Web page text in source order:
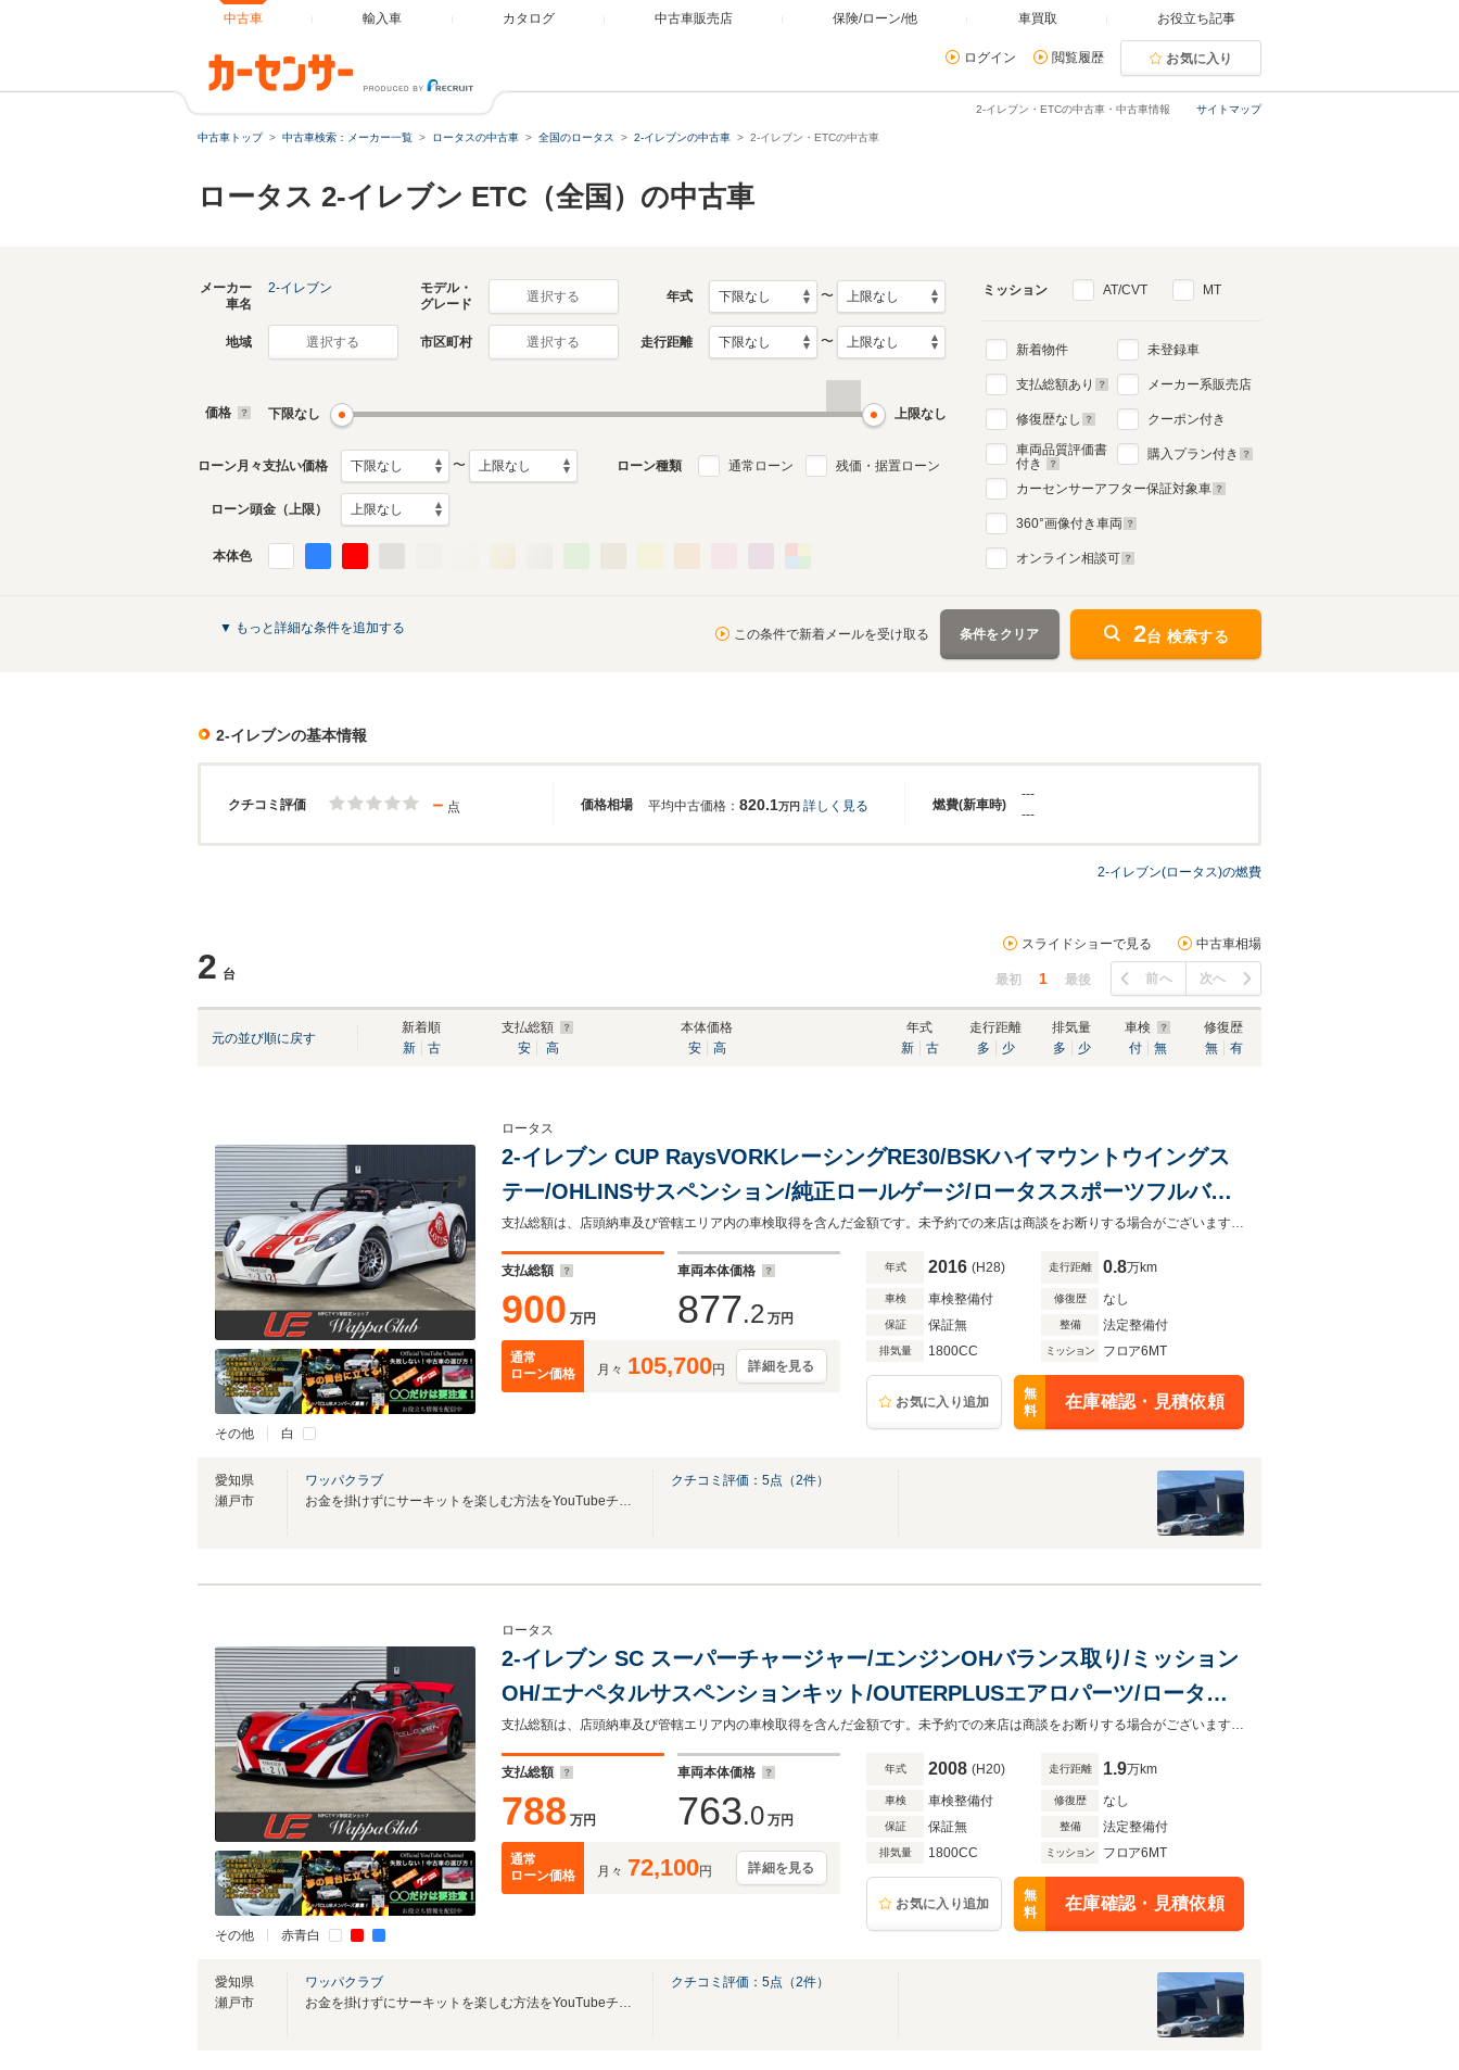
中古車 輸入車 カタログ 中古車販売店 保険/ローン/他 車買取 お役立ち記事
ログイン 閲覧履歴 お気に入り
サイトマップ
2-イレブン・ETCの中古車・中古車情報
中古車トップ 中古車検索：メーカー一覧 ロータスの中古車 全国のロータス 2-イレブンの中古車 2-イレブン・ETCの中古車
ロータス 2-イレブン ETC（全国）の中古車
メーカー
車名
2-イレブン
モデル・
グレード
選択する 年式 〜
地域 選択する 市区町村 選択する 走行距離 〜
価格 下限なし 上限なし
ローン月々支払い価格 〜 ローン種類 通常ローン 残価・据置ローン
ローン頭金（上限）
本体色
ミッション AT/CVT MT
新着物件
支払総額あり
修復歴なし
車両品質評価書
付き
未登録車
メーカー系販売店
クーポン付き
購入プラン付き
カーセンサーアフター保証対象車
360°画像付き車両
オンライン相談可
▼ もっと詳細な条件を追加する この条件で新着メールを受け取る 条件をクリア 2台 検索する
2-イレブンの基本情報
クチコミ評価 価格相場 燃費(新車時)
－ 点 平均中古価格： 820.1万円 詳しく見る
---
---
2-イレブン(ロータス)の燃費
2 台
スライドショーで見る 中古車相場
最初 1 最後 前へ 次へ
元の並び順に戻す
新着順
新
古
支払総額
安
高
本体価格
安
高
年式
新
古
走行距離
多
少
排気量
多
少
車検
付
無
修復歴
無
有
その他 白
ロータス
2-イレブン CUP RaysVORKレーシングRE30/BSKハイマウントウイングス
テー/OHLINSサスペンション/純正ロールゲージ/ロータススポーツフルバケ/
機械式LSD/ETC
支払総額は、店頭納車及び管轄エリア内の車検取得を含んだ金額です。未予約での来店は商談をお断りする場合がございます。予めご了承下さい。
支払総額
900 万円
車両本体価格
877.2 万円
通常
ローン価格
月々 105,700円 詳細を見る
年式 2016 (H28) 走行距離 0.8万km
車検 車検整備付 修復歴 なし
保証 保証無 整備 法定整備付
排気量 1800CC ミッション フロア6MT
お気に入り追加
無
料
在庫確認・見積依頼
愛知県
瀬戸市
ワッパクラブ
お金を掛けずにサーキットを楽しむ方法をYouTubeチャンネルで発信しています！
クチコミ評価： 5点（2件）
その他 赤青白
ロータス
2-イレブン SC スーパーチャージャー/エンジンOHバランス取り/ミッション
OH/エナペタルサスペンションキット/OUTERPLUSエアロパーツ/ロータス
スポーツアルミホイール
支払総額は、店頭納車及び管轄エリア内の車検取得を含んだ金額です。未予約での来店は商談をお断りする場合がございます。予めご了承下さい。
支払総額
788 万円
車両本体価格
763.0 万円
通常
ローン価格
月々 72,100円 詳細を見る
年式 2008 (H20) 走行距離 1.9万km
車検 車検整備付 修復歴 なし
保証 保証無 整備 法定整備付
排気量 1800CC ミッション フロア6MT
お気に入り追加
無
料
在庫確認・見積依頼
愛知県
瀬戸市
ワッパクラブ
お金を掛けずにサーキットを楽しむ方法をYouTubeチャンネルで発信しています！
クチコミ評価： 5点（2件）